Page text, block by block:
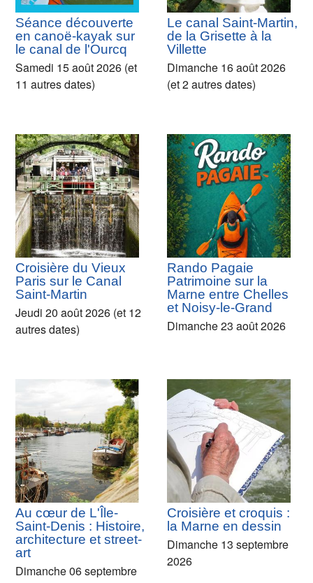
Séance découverte
en canoë-kayak sur
le canal de l'Ourcq
Samedi 15 août 2026 (et
11 autres dates)
Le canal Saint-Martin,
de la Grisette à la
Villette
Dimanche 16 août 2026
(et 2 autres dates)
Croisière du Vieux
Paris sur le Canal
Saint-Martin
Jeudi 20 août 2026 (et 12
autres dates)
Rando Pagaie
Patrimoine sur la
Marne entre Chelles
et Noisy-le-Grand
Dimanche 23 août 2026
Au cœur de L'Île-
Saint-Denis : Histoire,
architecture et street-
art
Dimanche 06 septembre
Croisière et croquis :
la Marne en dessin
Dimanche 13 septembre
2026